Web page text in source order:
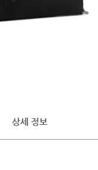
상세 정보